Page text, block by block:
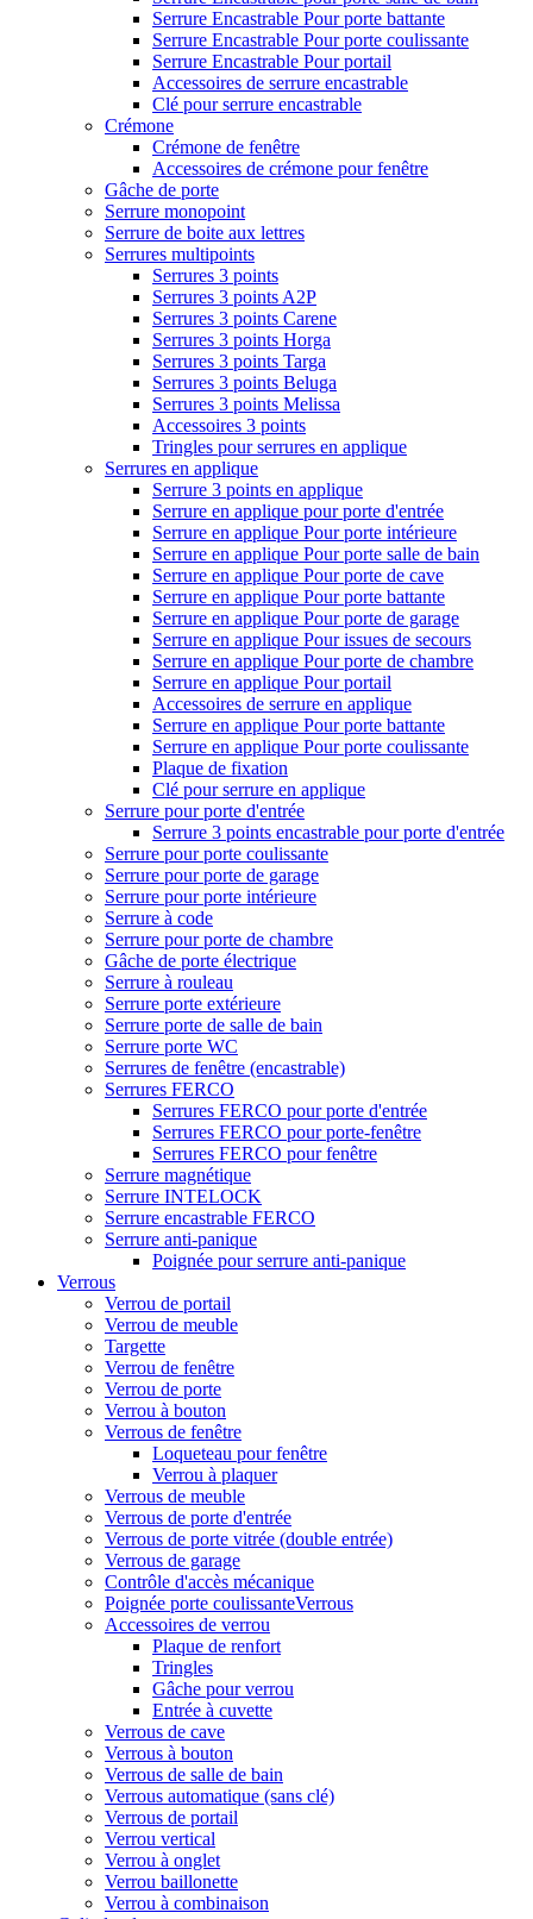
Serrure Encastrable Pour porte battante
Serrure Encastrable Pour porte coulissante
Serrure Encastrable Pour portail
Accessoires de serrure encastrable
Clé pour serrure encastrable
Crémone
Crémone de fenêtre
Accessoires de crémone pour fenêtre
Gâche de porte
Serrure monopoint
Serrure de boite aux lettres
Serrures multipoints
Serrures 3 points
Serrures 3 points A2P
Serrures 3 points Carene
Serrures 3 points Horga
Serrures 3 points Targa
Serrures 3 points Beluga
Serrures 3 points Melissa
Accessoires 3 points
Tringles pour serrures en applique
Serrures en applique
Serrure 3 points en applique
Serrure en applique pour porte d'entrée
Serrure en applique Pour porte intérieure
Serrure en applique Pour porte salle de bain
Serrure en applique Pour porte de cave
Serrure en applique Pour porte battante
Serrure en applique Pour porte de garage
Serrure en applique Pour issues de secours
Serrure en applique Pour porte de chambre
Serrure en applique Pour portail
Accessoires de serrure en applique
Serrure en applique Pour porte battante
Serrure en applique Pour porte coulissante
Plaque de fixation
Clé pour serrure en applique
Serrure pour porte d'entrée
Serrure 3 points encastrable pour porte d'entrée
Serrure pour porte coulissante
Serrure pour porte de garage
Serrure pour porte intérieure
Serrure à code
Serrure pour porte de chambre
Gâche de porte électrique
Serrure à rouleau
Serrure porte extérieure
Serrure porte de salle de bain
Serrure porte WC
Serrures de fenêtre (encastrable)
Serrures FERCO
Serrures FERCO pour porte d'entrée
Serrures FERCO pour porte-fenêtre
Serrures FERCO pour fenêtre
Serrure magnétique
Serrure INTELOCK
Serrure encastrable FERCO
Serrure anti-panique
Poignée pour serrure anti-panique
Verrous
Verrou de portail
Verrou de meuble
Targette
Verrou de fenêtre
Verrou de porte
Verrou à bouton
Verrous de fenêtre
Loqueteau pour fenêtre
Verrou à plaquer
Verrous de meuble
Verrous de porte d'entrée
Verrous de porte vitrée (double entrée)
Verrous de garage
Contrôle d'accès mécanique
Poignée porte coulissanteVerrous
Accessoires de verrou
Plaque de renfort
Tringles
Gâche pour verrou
Entrée à cuvette
Verrous de cave
Verrous à bouton
Verrous de salle de bain
Verrous automatique (sans clé)
Verrous de portail
Verrou vertical
Verrou à onglet
Verrou baillonette
Verrou à combinaison